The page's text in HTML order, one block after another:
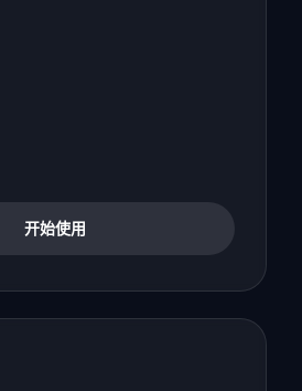
开始使用